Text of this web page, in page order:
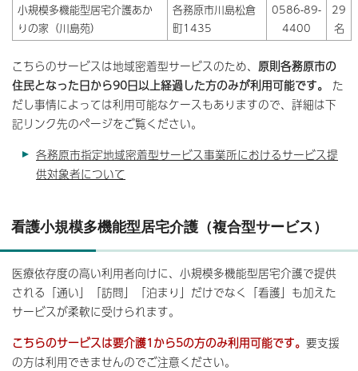
小規模多機能型居宅介護あか
りの家（川島苑）
各務原市川島松倉
町1435
0586-89-
4400
29
名
こちらのサービスは地域密着型サービスのため、 原則各務原市の
住民となった日から90日以上経過した方のみが利用可能です。 た
だし事情によっては利用可能なケースもありますので、詳細は下
記リンク先のページをご覧ください。
各務原市指定地域密着型サービス事業所におけるサービス提
供対象者について
看護小規模多機能型居宅介護（複合型サービス）
医療依存度の高い利用者向けに、小規模多機能型居宅介護で提供
される「通い」「訪問」「泊まり」だけでなく「看護」も加えた
サービスが柔軟に受けられます。
こちらのサービスは要介護1から5の方のみ利用可能です。 要支援
の方は利用できませんのでご注意ください。